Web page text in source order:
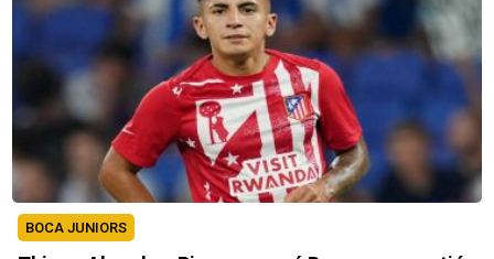
BOCA JUNIORS